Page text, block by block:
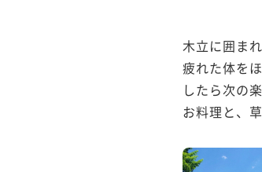
木立に囲ま
疲れた体を
したら次の
お料理と、